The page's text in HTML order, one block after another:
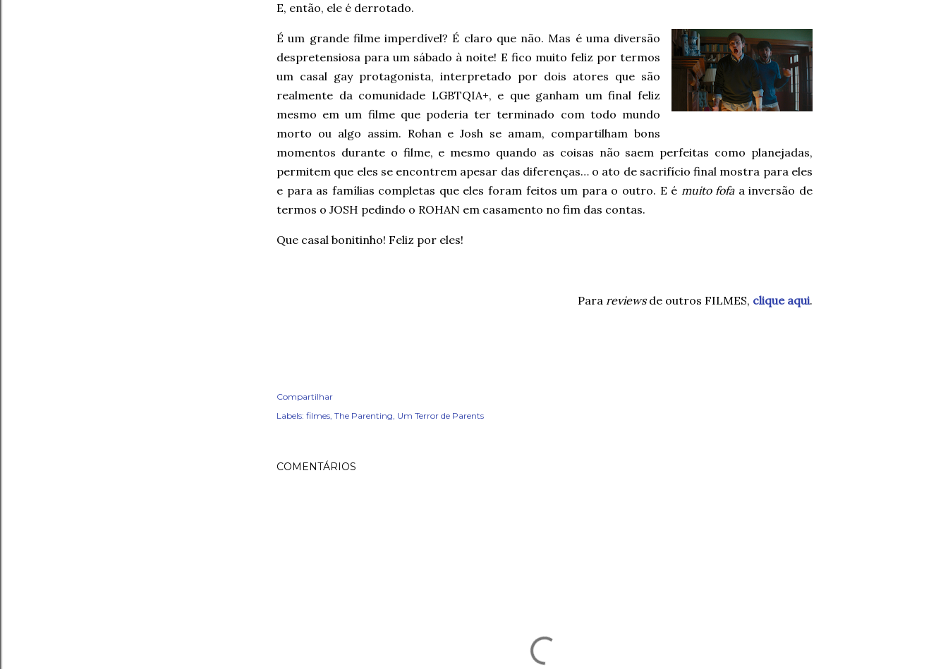
E, então, ele é derrotado.
É um grande filme imperdível? É claro que não. Mas é uma diversão
despretensiosa para um sábado à noite! E fico muito feliz por termos
um casal gay protagonista, interpretado por dois atores que são
realmente da comunidade LGBTQIA+, e que ganham um final feliz
mesmo em um filme que poderia ter terminado com todo mundo
morto ou algo assim. Rohan e Josh se amam, compartilham bons
momentos durante o filme, e mesmo quando as coisas não saem perfeitas como planejadas,
permitem que eles se encontrem apesar das diferenças… o ato de sacrifício final mostra para eles
e para as famílias completas que eles foram feitos um para o outro. E é muito fofaa inversão de
termos o JOSH pedindo o ROHAN em casamento no fim das contas.
Que casal bonitinho! Feliz por eles!
Para reviewsde outros FILMES, clique aqui.
Compartilhar
Labels: filmes The Parenting Um Terror de Parents
COMENTÁRIOS